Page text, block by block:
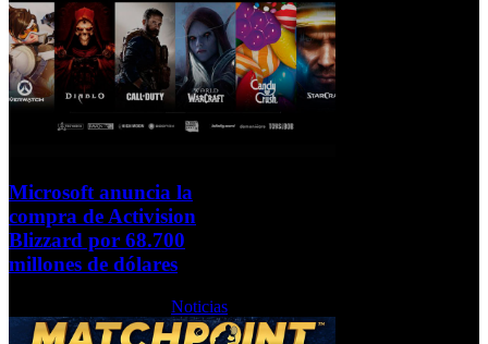
Microsoft anuncia la
compra de Activision
Blizzard por 68.700
millones de dólares
Noticias